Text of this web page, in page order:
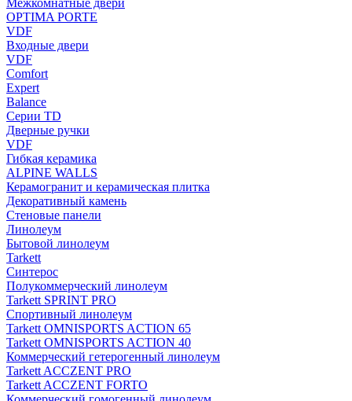
Межкомнатные двери
OPTIMA PORTE
VDF
Входные двери
VDF
Comfort
Expert
Balance
Серии TD
Дверные ручки
VDF
Гибкая керамика
ALPINE WALLS
Керамогранит и керамическая плитка
Декоративный камень
Стеновые панели
Линолеум
Бытовой линолеум
Tarkett
Синтерос
Полукоммерческий линолеум
Tarkett SPRINT PRO
Спортивный линолеум
Tarkett OMNISPORTS ACTION 65
Tarkett OMNISPORTS ACTION 40
Коммерческий гетерогенный линолеум
Tarkett ACCZENT PRO
Tarkett ACCZENT FORTO